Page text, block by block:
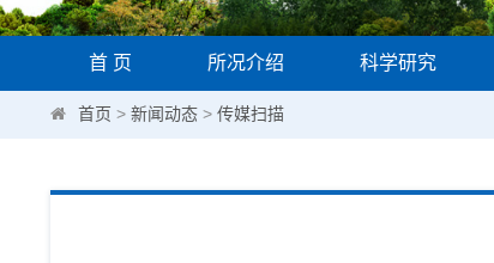
首 页 所况介绍 科学研究
首页 > 新闻动态 > 传媒扫描